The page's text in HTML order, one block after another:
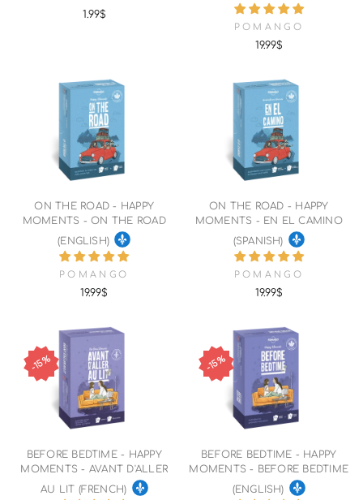
1.99$
POMANGO
19.99$
ON THE ROAD - HAPPY
MOMENTS - ON THE ROAD
(ENGLISH)
POMANGO
19.99$
ON THE ROAD - HAPPY
MOMENTS - EN EL CAMINO
(SPANISH)
POMANGO
19.99$
15%
BEFORE BEDTIME - HAPPY
MOMENTS - AVANT D'ALLER
AU LIT (FRENCH)
15%
BEFORE BEDTIME - HAPPY
MOMENTS - BEFORE BEDTIME
(ENGLISH)